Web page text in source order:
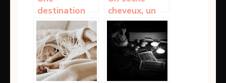
destination
européenne
au chaud en
février, le bon
plan
cheveux, un
appareil
indispensable
à la maison